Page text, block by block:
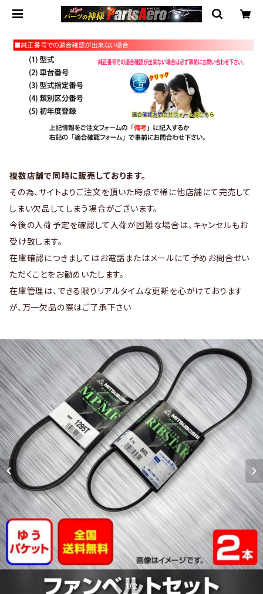
複数店舗で同時に販売しております。
その為、サイトよりご注文を頂いた時点で稀に他店舗にて完売して
しまい欠品してしまう場合がございます。
今後の入荷予定を確認して入荷が困難な場合は、キャンセルもお
受け致します。
在庫確認につきましてはお電話またはメールにて予めお問合せい
ただくことをお勧めいたします。
在庫管理は、できる限りリアルタイムな更新を心がけております
が、万一欠品の際はご了承下さい
1/2